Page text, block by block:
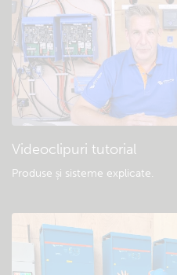
Videoclipuri tutorial
Produse și sisteme explicate.